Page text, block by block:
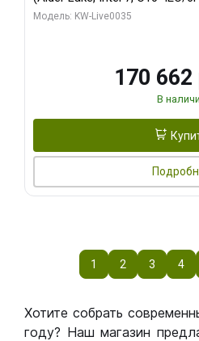
Sinotex GTX1650 4GB 128bit
Модель: KW-Live0035
170 662
В
1 2 3 4
Хотите собрать
году? Наш магазин